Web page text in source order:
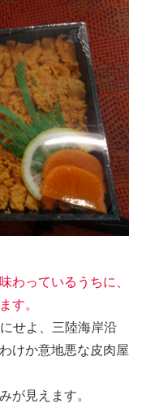
わっているうちに、
す。
せよ、三陸海岸沿
けか意地悪な皮肉屋
が見えます。